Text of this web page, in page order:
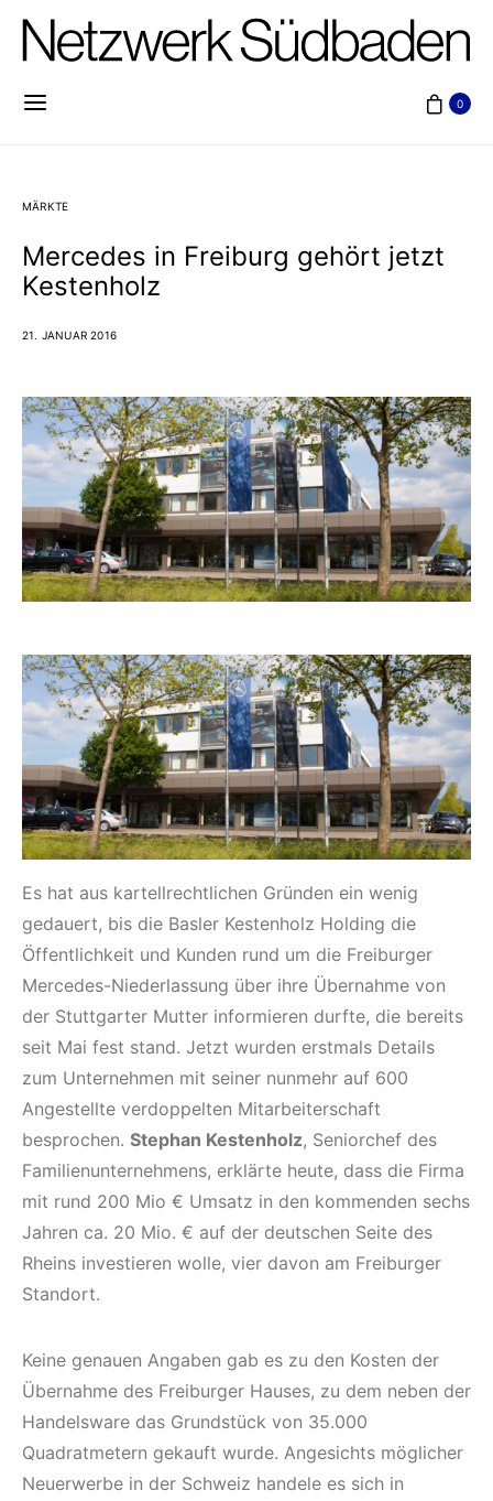
0
MÄRKTE
Mercedes in Freiburg gehört jetzt
Kestenholz
21. JANUAR 2016
Es hat aus kartellrechtlichen Gründen ein wenig
gedauert, bis die Basler Kestenholz Holding die
Öffentlichkeit und Kunden rund um die Freiburger
Mercedes-Niederlassung über ihre Übernahme von
der Stuttgarter Mutter informieren durfte, die bereits
seit Mai fest stand. Jetzt wurden erstmals Details
zum Unternehmen mit seiner nunmehr auf 600
Angestellte verdoppelten Mitarbeiterschaft
besprochen. Stephan Kestenholz, Seniorchef des
Familienunternehmens, erklärte heute, dass die Firma
mit rund 200 Mio € Umsatz in den kommenden sechs
Jahren ca. 20 Mio. € auf der deutschen Seite des
Rheins investieren wolle, vier davon am Freiburger
Standort.
Keine genauen Angaben gab es zu den Kosten der
Übernahme des Freiburger Hauses, zu dem neben der
Handelsware das Grundstück von 35.000
Quadratmetern gekauft wurde. Angesichts möglicher
Neuerwerbe in der Schweiz handele es sich in